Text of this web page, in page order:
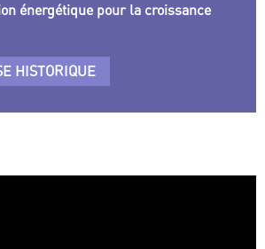
énergétique pour la croissance
HISTORIQUE